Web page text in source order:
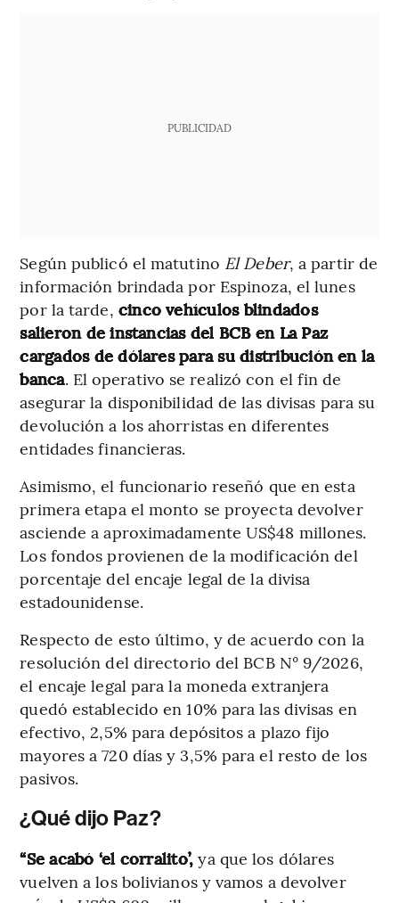
PUBLICIDAD
Según publicó el matutino El Deber, a partir de
información brindada por Espinoza, el lunes
por la tarde, cinco vehículos blindados
salieron de instancias del BCB en La Paz
cargados de dólares para su distribución en la
banca. El operativo se realizó con el fin de
asegurar la disponibilidad de las divisas para su
devolución a los ahorristas en diferentes
entidades financieras.
Asimismo, el funcionario reseñó que en esta
primera etapa el monto se proyecta devolver
asciende a aproximadamente US$48 millones.
Los fondos provienen de la modificación del
porcentaje del encaje legal de la divisa
estadounidense.
Respecto de esto último, y de acuerdo con la
resolución del directorio del BCB N° 9/2026,
el encaje legal para la moneda extranjera
quedó establecido en 10% para las divisas en
efectivo, 2,5% para depósitos a plazo fijo
mayores a 720 días y 3,5% para el resto de los
pasivos.
¿Qué dijo Paz?
“Se acabó ‘el corralito’, ya que los dólares
vuelven a los bolivianos y vamos a devolver